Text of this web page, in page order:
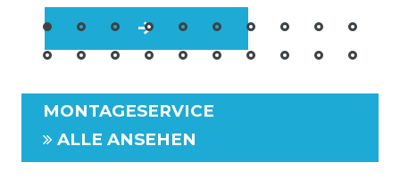
MONTAGESERVICE
ALLE ANSEHEN